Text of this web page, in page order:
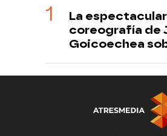
La espectacular
coreografía de
Goicoechea